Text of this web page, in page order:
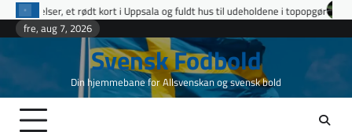
Skip
og fuldt hus til udeholdene i topopgør
Ettan Norra runde 9: fire
fre, aug 7, 2026
Svensk Fodbold
Din hjemmebane for Allsvenskan og svensk bold